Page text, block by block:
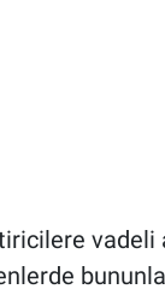
vadeli
bununla